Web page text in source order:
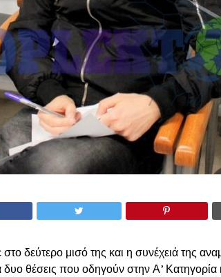
δεύτερο μισό της και η συνέχειά της
θέσεις που οδηγούν στην Α’ Κατηγορία